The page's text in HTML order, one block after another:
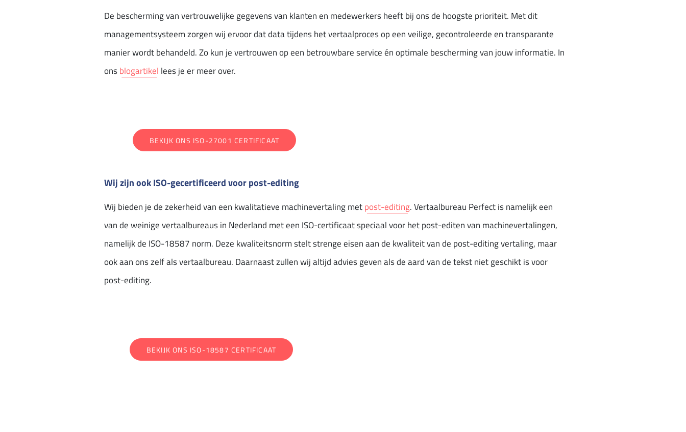
De bescherming van vertrouwelijke gegevens van klanten en medewerkers heeft bij ons de hoogste prioriteit. Met dit
managementsysteem zorgen wij ervoor dat data tijdens het vertaalproces op een veilige, gecontroleerde en transparante
manier wordt behandeld. Zo kun je vertrouwen op een betrouwbare service én optimale bescherming van jouw informatie. In
onsblogartikel lees je er meer over.
BEKIJK ONS ISO-27001 CERTIFICAAT
Wij zijn ook ISO-gecertificeerd voor post-editing
Wij bieden je de zekerheid van een kwalitatieve machinevertaling metpost-editing. Vertaalbureau Perfect is namelijk een
van de weinige vertaalbureaus in Nederland met een ISO-certificaat speciaal voor het post-editen van machinevertalingen,
namelijk de ISO-18587 norm. Deze kwaliteitsnorm stelt strenge eisen aan de kwaliteit van de post-editing vertaling, maar
ook aan ons zelf als vertaalbureau. Daarnaast zullen wij altijd advies geven als de aard van de tekst niet geschikt is voor
post-editing.
BEKIJK ONS ISO-18587 CERTIFICAAT